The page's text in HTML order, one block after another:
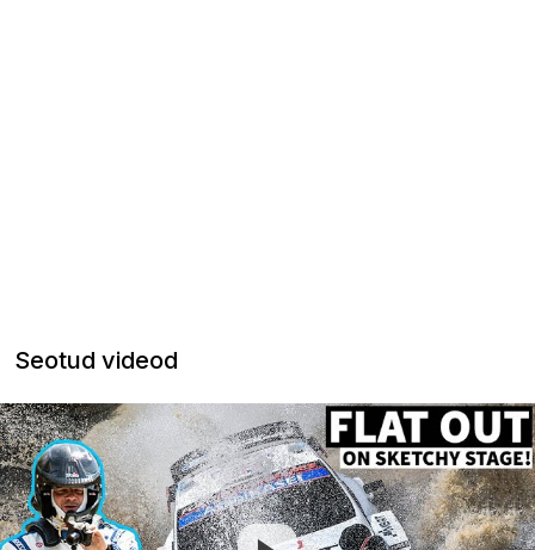
Seotud videod